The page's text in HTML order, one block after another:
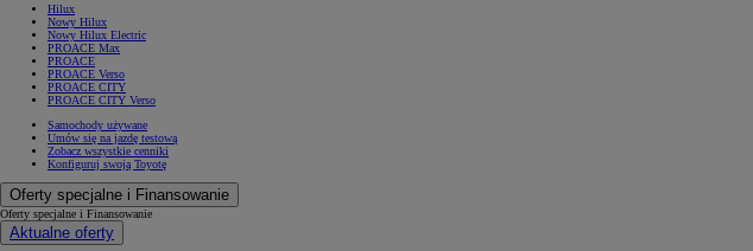
Hilux
Nowy Hilux
Nowy Hilux Electric
PROACE Max
PROACE
PROACE Verso
PROACE CITY
PROACE CITY Verso
Samochody używane
Umów się na jazdę testową
Zobacz wszystkie cenniki
Konfiguruj swoją Toyotę
Oferty specjalne i Finansowanie
Oferty specjalne i Finansowanie
Aktualne oferty